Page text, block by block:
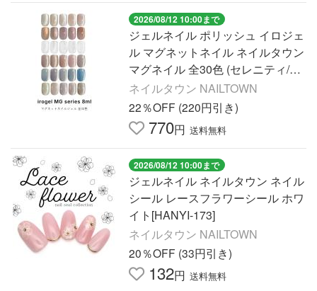
2026/08/12 10:00まで
ジェルネイル ポリッシュ イロジェ
ル マグネットネイル ネイルタウン
マグネイル 全30色 (セレニティ/エ
ンバー/クリアマグ/デューン/グロ
ウ/サンリット)約8ml
ネイルタウン NAILTOWN
22％OFF (220円引き)
770円 送料無料
2026/08/12 10:00まで
ジェルネイル ネイルタウン ネイル
シール レースフラワーシール ホワ
イト[HANYI-173]
ネイルタウン NAILTOWN
20％OFF (33円引き)
132円 送料無料